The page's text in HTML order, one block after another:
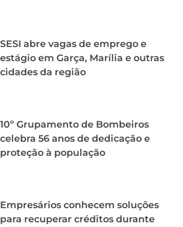
SESI abre vagas de emprego e
estágio em Garça, Marília e outras
cidades da região
10º Grupamento de Bombeiros
celebra 56 anos de dedicação e
proteção à população
Empresários conhecem soluções
para recuperar créditos durante